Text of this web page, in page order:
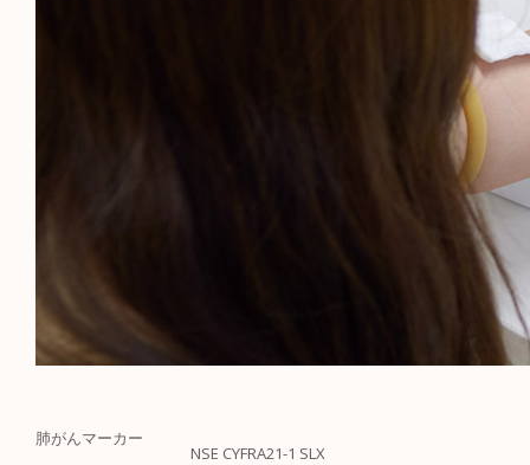
肺がんマーカー
NSE CYFRA21-1 SLX